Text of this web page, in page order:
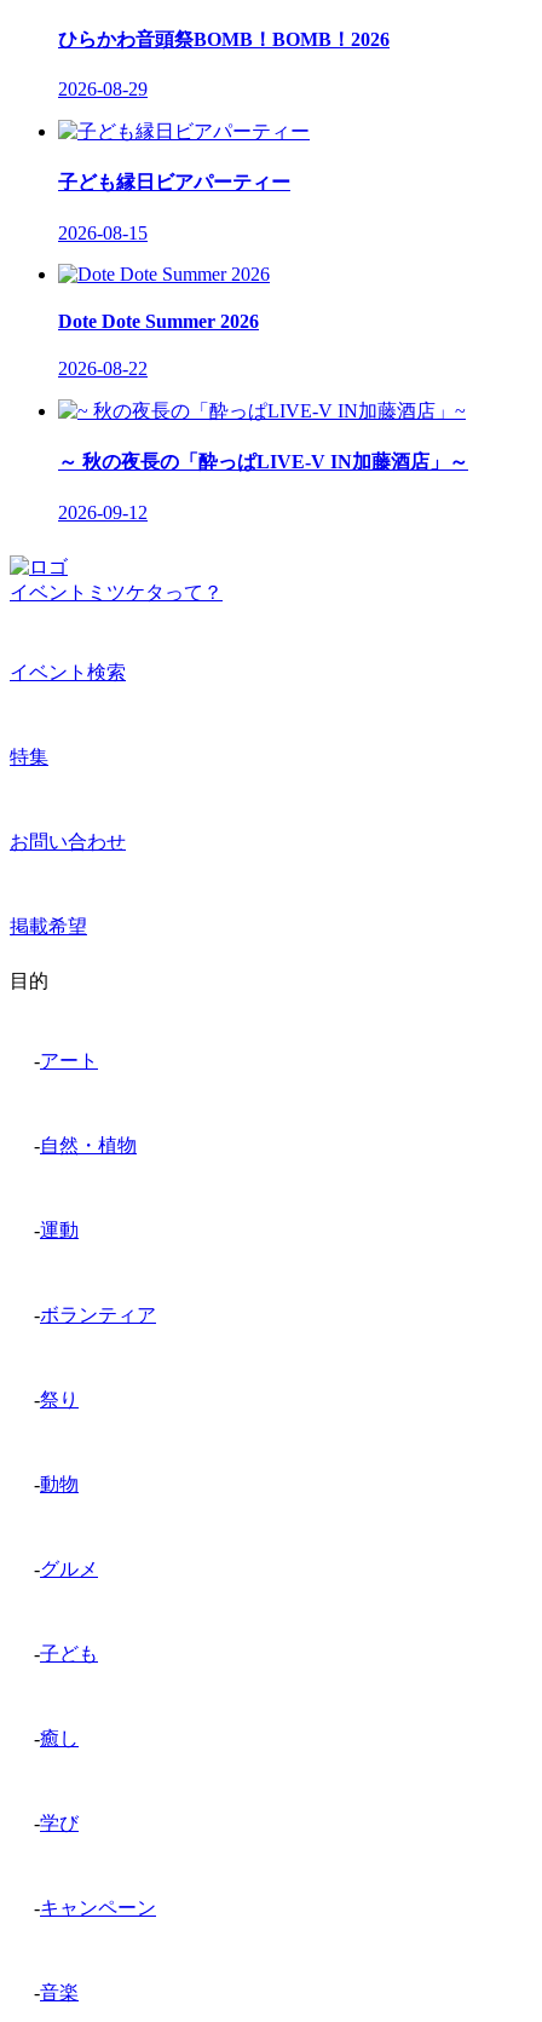
ひらかわ音頭祭BOMB！BOMB！2026
2026-08-29
子ども縁日ビアパーティー
2026-08-15
Dote Dote Summer 2026
2026-08-22
～ 秋の夜長の「酔っぱLIVE-V IN加藤酒店」～
2026-09-12
イベントミツケタって？
イベント検索
特集
お問い合わせ
掲載希望
目的
-アート
-自然・植物
-運動
-ボランティア
-祭り
-動物
-グルメ
-子ども
-癒し
-学び
-キャンペーン
-音楽